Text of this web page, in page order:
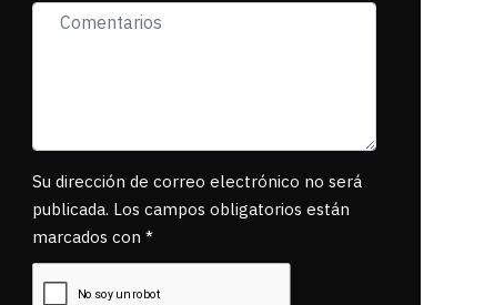
Su dirección de correo electrónico no será
publicada. Los campos obligatorios están
marcados con *